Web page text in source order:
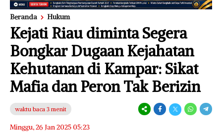
Beranda Hukum
Kejati Riau diminta Segera
Bongkar Dugaan Kejahatan
Kehutanan di Kampar: Sikat
Mafia dan Peron Tak Berizin
waktu baca 3 menit
Minggu, 26 Jan 2025 05:23